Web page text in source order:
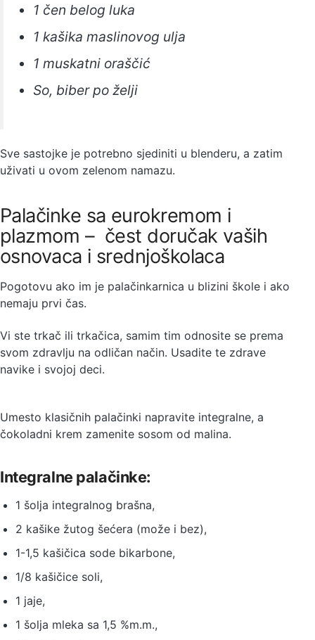
1 čen belog luka
1 kašika maslinovog ulja
1 muskatni oraščić
So, biber po želji
Sve sastojke je potrebno sjediniti u blenderu, a zatim
uživati u ovom zelenom namazu.
Palačinke sa eurokremom i
plazmom – čest doručak vaših
osnovaca i srednjoškolaca
Pogotovu ako im je palačinkarnica u blizini škole i ako
nemaju prvi čas.
Vi ste trkač ili trkačica, samim tim odnosite se prema
svom zdravlju na odličan način. Usadite te zdrave
navike i svojoj deci.
Umesto klasičnih palačinki napravite integralne, a
čokoladni krem zamenite sosom od malina.
Integralne palačinke:
1 šolja integralnog brašna,
2 kašike žutog šećera (može i bez),
1-1,5 kašičica sode bikarbone,
1/8 kašičice soli,
1 jaje,
1 šolja mleka sa 1,5 %m.m.,